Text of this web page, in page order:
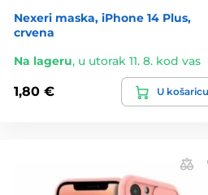
Nexeri maska, iPhone 14 Plus,
crvena
Na lageru, u utorak 11. 8. kod vas
1,80 € U košaricu